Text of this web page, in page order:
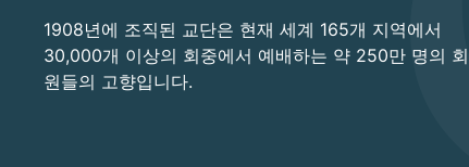
1908년에 조직된 교단은 현재 세계 165개 지역에서
30,000개 이상의 회중에서 예배하는 약 250만 명의 회
원들의 고향입니다.